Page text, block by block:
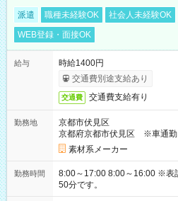
派遣 職種未経験OK 社会人未経験OK
WEB登録・面接OK
給与
時給1400円
交通費別途支給あり
交通費 交通費支給有り
勤務地
京都市伏見区
京都府京都市伏見区 ※車通勤
素材系メーカー
勤務時間
8:00～17:00 8:00～16:00 ※表記のうち実働6時間50分から7時間
50分です。